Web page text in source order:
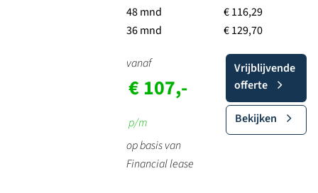
48 mnd
36 mnd
€ 116,29
€ 129,70
vanaf
€ 107,-
p/m
op basis van
Financial lease
Vrijblijvende
offerte
Bekijken